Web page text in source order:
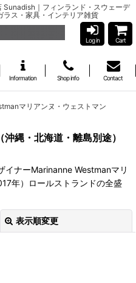
｜フィンランド・スウェーデ
ラス・家具・インテリア雑貨
Log in Cart
Information Shop info Contact
マリアンヌ・ウェストマン
縄・北海道・離島別途）
イナーMarinanne Westmanマリ
年）ロールストランドの全盛
表示順変更